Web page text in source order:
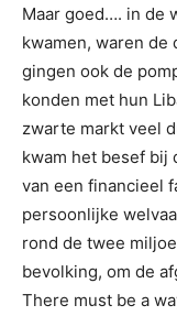
Maar goed…. in de
kwamen, waren de
gingen ook de
konden met hun
zwarte markt veel
kwam het besef bij
van een financieel
persoonlijke
rond de twee
bevolking, om de
There must be a